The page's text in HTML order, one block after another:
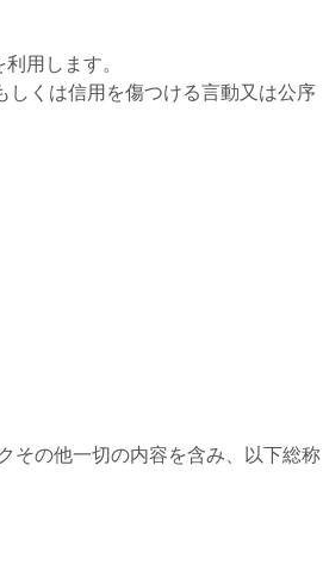
用します。
くは信用を傷つける言動又は公序
その他一切の内容を含み、以下総称